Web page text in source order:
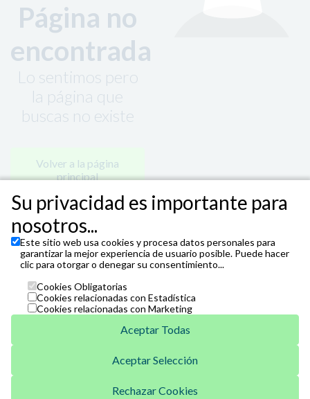
Página no
encontrada
Lo sentimos pero
la página que
buscas no existe
Volver a la página
principal
Venta Telefónica
Su privacidad es importante para
nosotros...
Este sitio web usa cookies y procesa datos personales para
garantizar la mejor experiencia de usuario posible. Puede hacer
clic para otorgar o denegar su consentimiento...
Cookies Obligatorias
Cookies relacionadas con Estadística
Cookies relacionadas con Marketing
Aceptar Todas
Aceptar Selección
Rechazar Cookies